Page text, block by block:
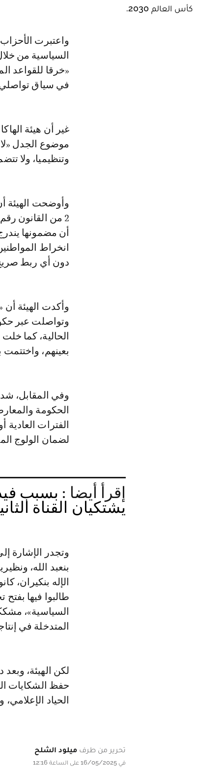
كأس العالم 2030.
واعتبرت الأحزاب المشتكية أن الفيديو المذكور يُوظف تنظيم المونديال للدعاية
السياسية من
«خرقا للقواعد
في سياق تواصلي
موضوع الجدل
وتنظيميا، ولا
وأوضحت الهيئة
أن مضمونها
انخراط
دون أي ربط
وأكدت الهيئة أن
وتواصلت عبر
الحالية، كما
بعينهم،
وفي المقابل،
الحكومة
الفترات العادية
لضمان الولوج
إقرأ أيضا : بسبب
يشتكيان القناة
وتجدر الإشارة
بنعبد الله،
الإله بنكيران،
طالبوا فيها
السياسية»،
المتدخلة في
لكن الهيئة،
حفظ الشكايات
الحياد
تحرير من طرف ميلود الشلح
في 16/05/2025 على الساعة 12:16